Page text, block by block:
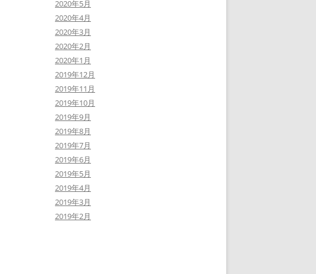
2020年5月
2020年4月
2020年3月
2020年2月
2020年1月
2019年12月
2019年11月
2019年10月
2019年9月
2019年8月
2019年7月
2019年6月
2019年5月
2019年4月
2019年3月
2019年2月